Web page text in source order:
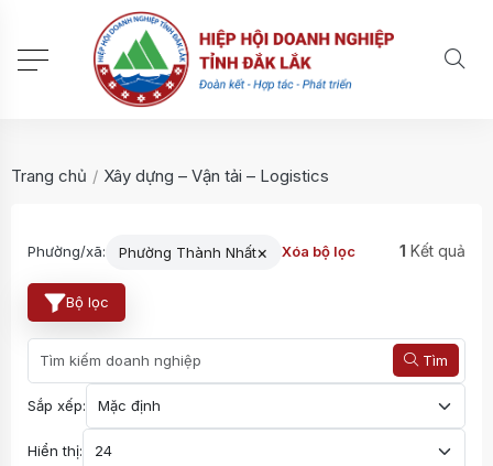
Trang chủ / Xây dựng – Vận tải – Logistics
Phường/xã: Phường Thành Nhất× Xóa bộ lọc 1 Kết quả
Bộ lọc
Tìm
Sắp xếp:
Hiển thị: